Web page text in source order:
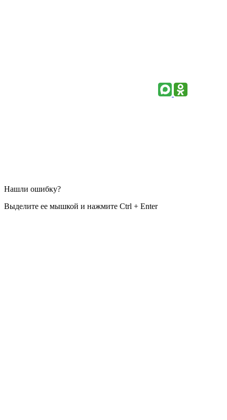
Нашли ошибку?
Выделите ее мышкой и нажмите Ctrl + Enter